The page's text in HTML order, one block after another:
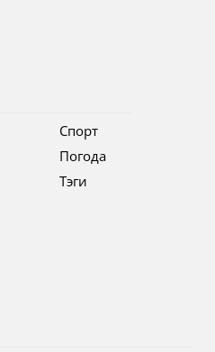
Спорт
Погода
Тэги